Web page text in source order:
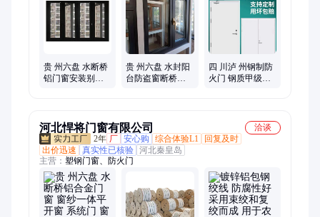
贵 州六盘 水断桥
铝门窗安装别墅
贵 州六盘 水封阳
台防盗窗断桥铝
四 川泸 州钢制防
火门 钢质甲级乙
河北悍将门窗有限公司
洽谈
2年 厂 安心购 综合体验L1
回复及时
出价迅速
真实性已核验 河北秦皇岛
主营： 塑钢门窗、防火门